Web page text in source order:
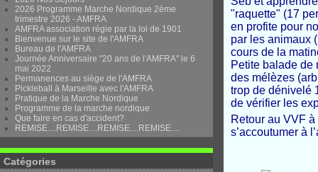
2026 Programme Marche Nordique 2ème
trimestre 2026 - AMFRA
AMFRA association régie par la loi de 1901
Bienvenue sur le site de l'AMFRA
Bureau de l'AMFRA
Journée Anniversaire "20 ans de l'AMFRA" le 6
mai 2022
Permanences au siège de l'AMFRA
Pickleball à Marseille avec l'AMFRA
Pratique de la Marche Nordique
Programme de la marche nordique
Que faire en cas d'accident?
REMISE....REMISE....REMISE....REMISE....
Catégories
"raquette" (17
en profite pour
par les animaux
cours de la
Petite balade de
des mélèzes
trop de dénivelé
de vérifier les
Retour au VVF
s’accoutumer à